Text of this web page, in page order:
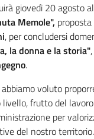
giovedì 20 agosto
Memole",
, per concludersi
la donna e la storia"
.
voluto
frutto del
per
del nostro